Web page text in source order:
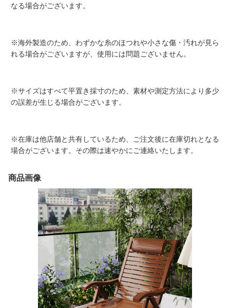
なる場合がございます。
※海外製造のため、わずかな糸のほつれや小さな傷・汚れが見ら
れる場合がございますが、使用には問題ございません。
※サイズはすべて平置き採寸のため、素材や測定方法により多少
の誤差が生じる場合がございます。
※在庫は他店舗と共有しているため、ご注文後に在庫切れとなる
場合がございます。その際は速やかにご連絡いたします。
商品画像